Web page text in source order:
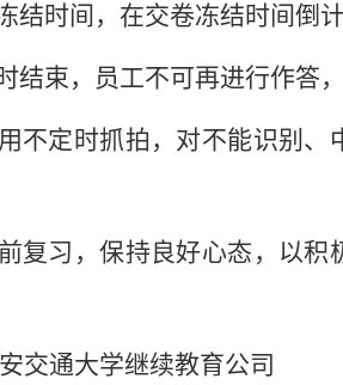
结时间，在交卷冻结时间倒
结束，员工不可再进行作答
不定时抓拍，对不能识别
复习，保持良好心态，以
交通大学继续教育公司